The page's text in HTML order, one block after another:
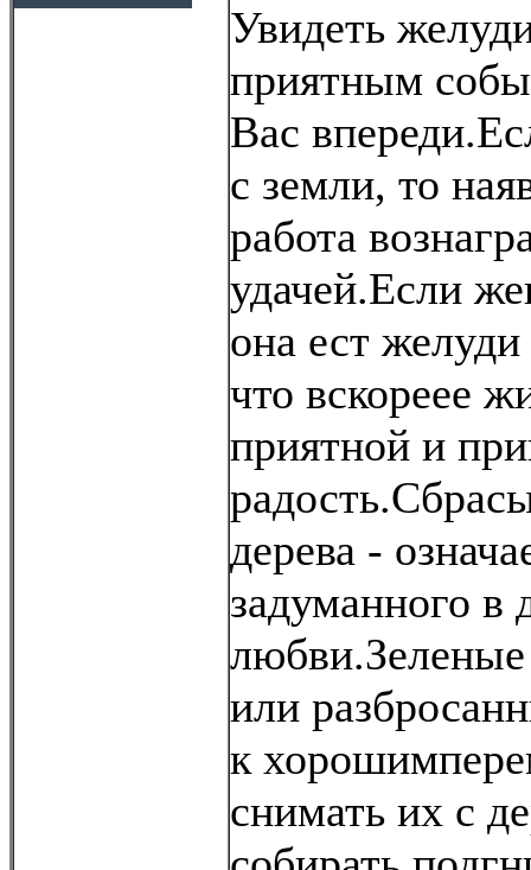
Увидеть
приятным
Вас
с земли, то
работа
удачей.Если
она ест
что вскореее
приятной и
дерева -
задуманного в
или
к
снимать их с